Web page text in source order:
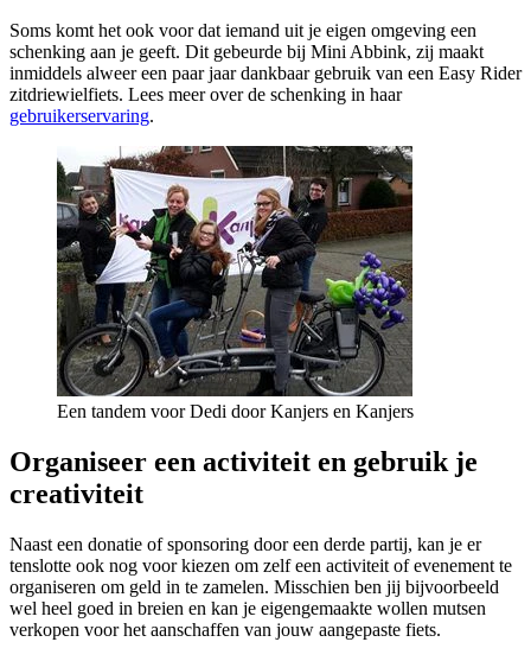
Soms komt het ook voor dat iemand uit je eigen omgeving een
schenking aan je geeft. Dit gebeurde bij Mini Abbink, zij maakt
inmiddels alweer een paar jaar dankbaar gebruik van een Easy Rider
zitdriewielfiets. Lees meer over de schenking in haar
gebruikerservaring.
Een tandem voor Dedi door Kanjers en Kanjers
Organiseer een activiteit en gebruik je
creativiteit
Naast een donatie of sponsoring door een derde partij, kan je er
tenslotte ook nog voor kiezen om zelf een activiteit of evenement te
organiseren om geld in te zamelen. Misschien ben jij bijvoorbeeld
wel heel goed in breien en kan je eigengemaakte wollen mutsen
verkopen voor het aanschaffen van jouw aangepaste fiets.